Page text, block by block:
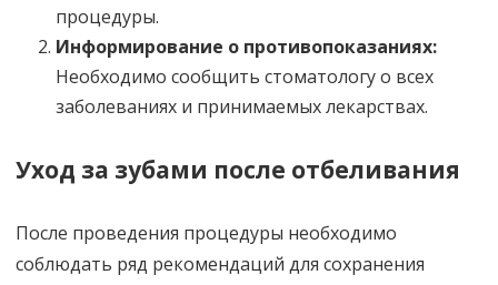
процедуры.
Информирование о противопоказаниях:
Необходимо сообщить стоматологу о всех
заболеваниях и принимаемых лекарствах.
Уход за зубами после отбеливания
После проведения процедуры необходимо
соблюдать ряд рекомендаций для сохранения